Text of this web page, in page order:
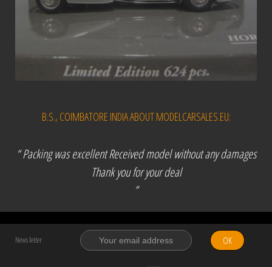
B.S., COIMBATORE INDIA ABOUT MODELCARSALES.EU:
“ Packing was excellent Received model without any damages
Thank you for your deal
”
News letter OK